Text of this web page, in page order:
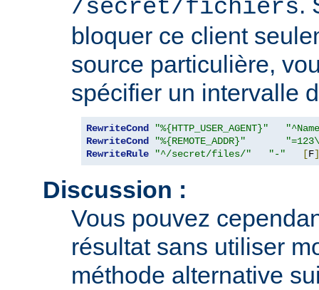
/secret/fichiers
bloquer ce client
source particulière,
spécifier un intervalle
RewriteCond "%{HTTP_USER_AGENT}"
RewriteCond
"%{REMOTE_ADDR}"
RewriteRule
"^/secret/files/" "-" [F]
Discussion :
Vous pouvez
résultat sans utiliser
méthode alternative